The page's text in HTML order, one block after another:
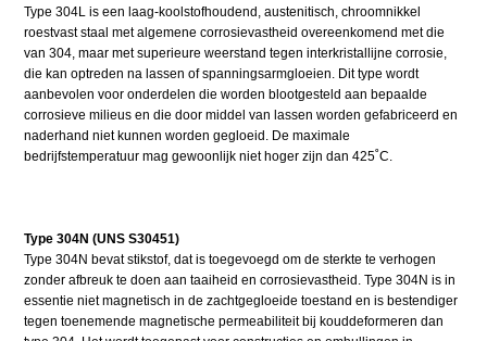
Type 304L is een laag-koolstofhoudend, austenitisch, chroomnikkel
roestvast staal met algemene corrosievastheid overeenkomend met die
van 304, maar met superieure weerstand tegen interkristallijne corrosie,
die kan optreden na lassen of spanningsarmgloeien. Dit type wordt
aanbevolen voor onderdelen die worden blootgesteld aan bepaalde
corrosieve milieus en die door middel van lassen worden gefabriceerd en
naderhand niet kunnen worden gegloeid. De maximale
bedrijfstemperatuur mag gewoonlijk niet hoger zijn dan 425˚C.
Type 304N (UNS S30451)
Type 304N bevat stikstof, dat is toegevoegd om de sterkte te verhogen
zonder afbreuk te doen aan taaiheid en corrosievastheid. Type 304N is in
essentie niet magnetisch in de zachtgegloeide toestand en is bestendiger
tegen toenemende magnetische permeabiliteit bij kouddeformeren dan